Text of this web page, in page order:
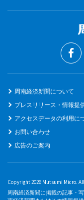
周南経済新聞について
プレスリリース・情報提
アクセスデータの利用に
お問い合わせ
広告のご案内
Copyright 2026 Mutsumi Micro.
周南経済新聞に掲載の記事・